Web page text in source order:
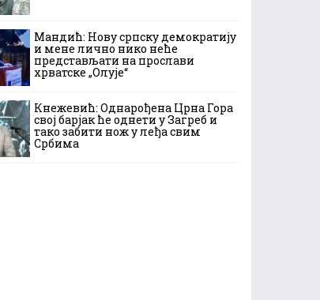
Мандић: Нову српску демократију
и мене лично нико неће
представљати на прослави
хрватске „Олује“
Кнежевић: Однарођена Црна Гора
свој барјак ће однети у Загреб и
тако забити нож у леђа свим
Србима